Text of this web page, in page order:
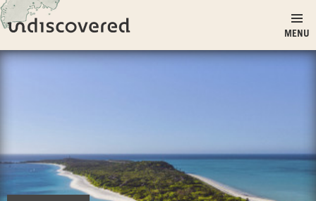
Ga naar inhoud
Undiscovered
MENU